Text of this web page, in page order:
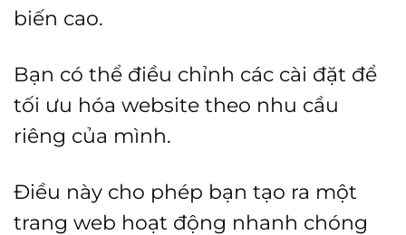
biến cao.
Bạn có thể điều chỉnh các cài đặt để
tối ưu hóa website theo nhu cầu
riêng của mình.
Điều này cho phép bạn tạo ra một
trang web hoạt động nhanh chóng